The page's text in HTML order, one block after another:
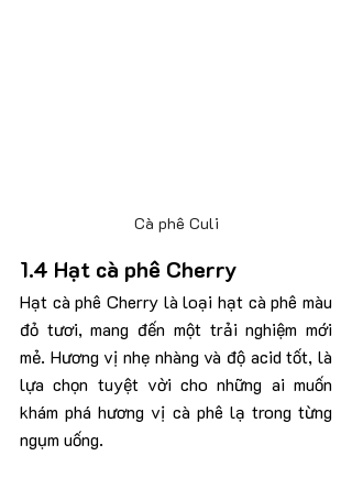
Cà phê Culi
1.4 Hạt cà phê Cherry
Hạt cà phê Cherry là loại hạt cà phê màu
đỏ tươi, mang đến một trải nghiệm mới
mẻ. Hương vị nhẹ nhàng và độ acid tốt, là
lựa chọn tuyệt vời cho những ai muốn
khám phá hương vị cà phê lạ trong từng
ngụm uống.